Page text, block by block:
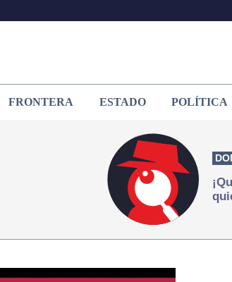
FRONTERA ESTADO POLÍTICA